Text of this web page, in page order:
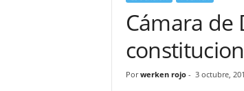
Cámara de
Por werken rojo- 3 octubre,